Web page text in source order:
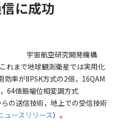
に成功
宇宙航空研究開発機構
れまで地球観測衛星では実用化
効率が8PSK方式の2倍，16QAM
64値振幅位相変調方式
らの送信技術，地上での受信技術
ュースリリース）。